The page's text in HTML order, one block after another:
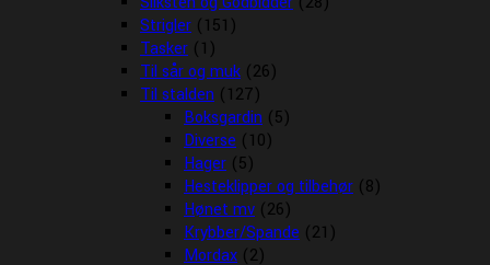
Strigler (151)
Tasker (1)
Til sår og muk (26)
Til stalden (127)
Boksgardin (5)
Diverse (10)
Hager (5)
Hesteklipper og tilbehør (8)
Hønet mv (26)
Krybber/Spande (21)
Mordax (2)